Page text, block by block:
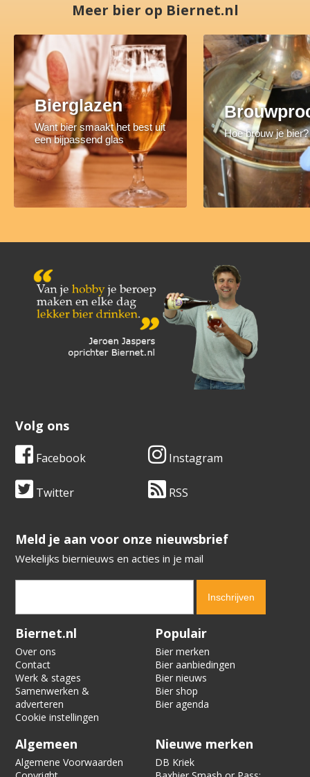
Meer bier op Biernet.nl
Bierglazen
Want bier smaakt het best uit
een bijpassend glas
Hoe brouw je bier?
Volg ons
Facebook Instagram
Twitter RSS
​​​​​​​Meld je aan voor onze nieuwsbrief
Wekelijks biernieuws en acties in je mail
Verification code:
Biernet.nl
Over ons
Contact
Werk & stages
Samenwerken &
adverteren
Cookie instellingen
Populair
Bier merken
Bier aanbiedingen
Bier nieuws
Bier shop
Bier agenda
Algemeen
Algemene Voorwaarden
Nieuwe merken
DB Kriek